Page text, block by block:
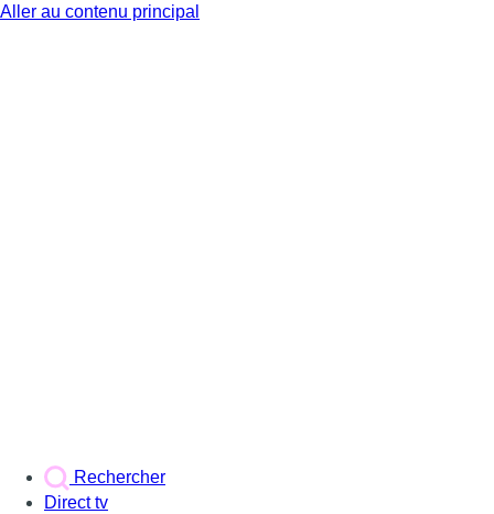
Aller au contenu principal
Rechercher
Direct tv